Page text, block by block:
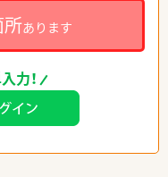
あります
力！